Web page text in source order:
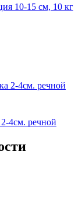
10-15 см, 10 кг
4см. речной